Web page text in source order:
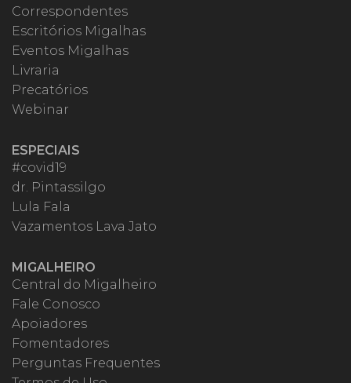
Correspondentes
Escritórios Migalhas
Eventos Migalhas
Livraria
Precatórios
Webinar
ESPECIAIS
#covid19
dr. Pintassilgo
Lula Fala
Vazamentos Lava Jato
MIGALHEIRO
Central do Migalheiro
Fale Conosco
Apoiadores
Fomentadores
Perguntas Frequentes